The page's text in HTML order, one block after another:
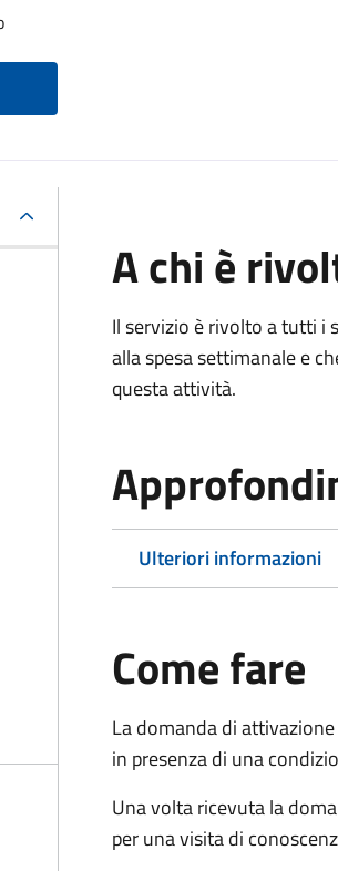
A chi è
Il servizio è rivolto a tutti i
alla spesa settimanale e
questa attività.
Ulteriori informazioni
Come fare
La domanda di
in presenza di una
Una volta ricevuta la
per una visita di